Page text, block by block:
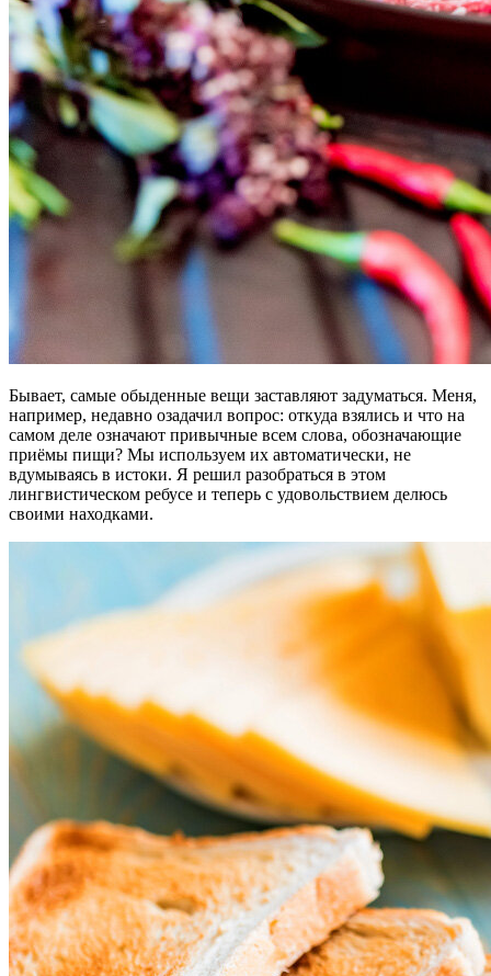
Бывает, самые обыденные вещи заставляют задуматься. Меня,
например, недавно озадачил вопрос: откуда взялись и что на
самом деле означают привычные всем слова, обозначающие
приёмы пищи? Мы используем их автоматически, не
вдумываясь в истоки. Я решил разобраться в этом
лингвистическом ребусе и теперь с удовольствием делюсь
своими находками.